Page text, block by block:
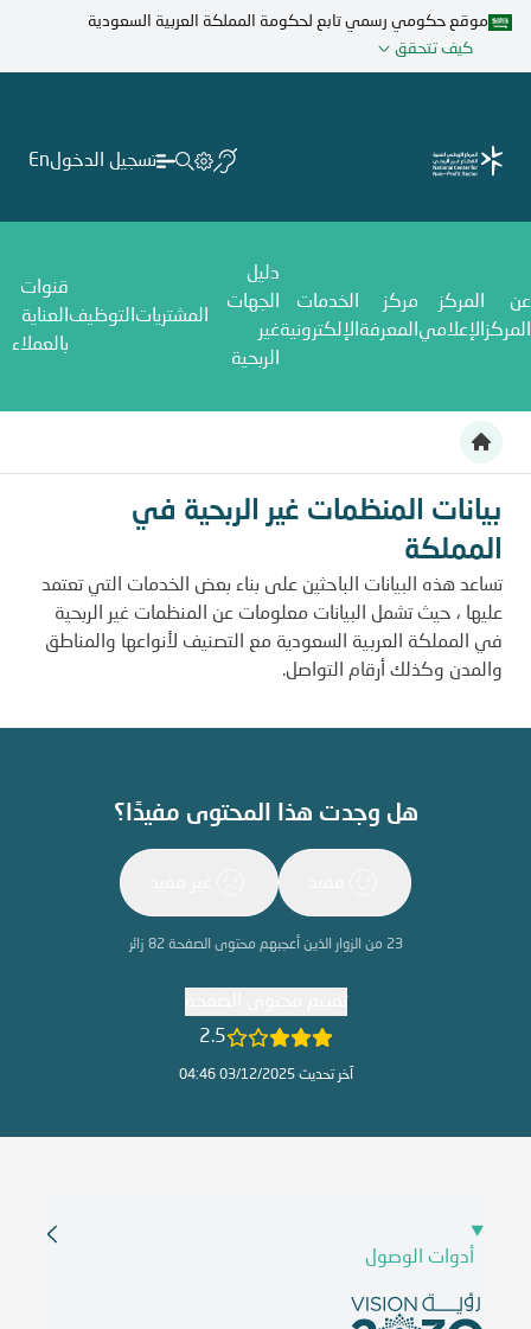
تجاوز
المحتوى
موقع حكومي رسمي تابع لحكومة المملكة العربية السعودية
كيف تتحقق
تسجيل الدخولEn
عن
المركز
المركز
الإعلامي
مركز
المعرفة
الخدمات
الإلكترونية
دليل
الجهات
غير
الربحية
المشتريات التوظيف
قنوات
العناية
بالعملاء
بيانات المنظمات غير الربحية في المملكة
بيانات المنظمات غير الربحية في
المملكة
تساعد هذه البيانات الباحثين على بناء بعض الخدمات التي تعتمد
عليها ، حيث تشمل البيانات معلومات عن المنظمات غير الربحية
في المملكة العربية السعودية مع التصنيف لأنواعها والمناطق
والمدن وكذلك أرقام التواصل.
هل وجدت هذا المحتوى مفيدًا؟
23 من الزوار الذين أعجبهم محتوى الصفحة82 زائر
2.5
آخر تحديث 03/12/2025 04:46
أدوات الوصول